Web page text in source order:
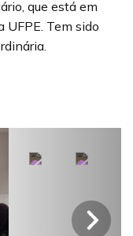
que está em
Tem sido